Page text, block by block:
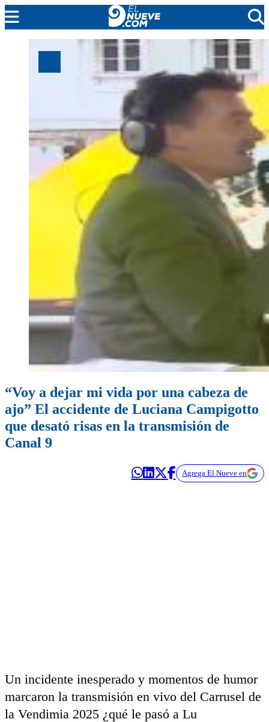
CADA DÍA
EL NUEVE STREAMS
PROGRAMACIÓN
EN VIVO
“Voy a dejar mi vida por una cabeza de
ajo” El accidente de Luciana Campigotto
que desató risas en la transmisión de
Canal 9
Agrega El Nueve en
Un incidente inesperado y momentos de humor
marcaron la transmisión en vivo del Carrusel de
la Vendimia 2025 ¿qué le pasó a Lu